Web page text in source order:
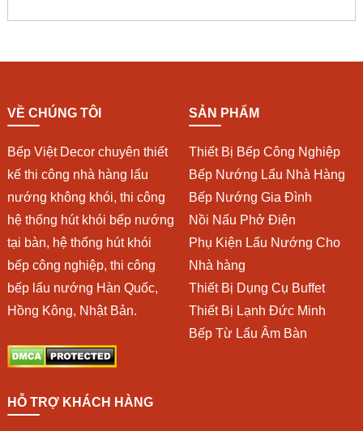
VỀ CHÚNG TÔI
Bếp Việt Decor chuyên thiết
kế thi công nhà hàng lẩu
nướng không khói, thi công
hệ thống hút khói bếp nướng
tại bàn, hệ thống hút khói
bếp công nghiệp, thi công
bếp lẩu nướng Hàn Quốc,
Hồng Kông, Nhật Bản.
SẢN PHẨM
Thiết Bị Bếp Công Nghiệp
Bếp Nướng Lẩu Nhà Hàng
Bếp Nướng Gia Đình
Nồi Nấu Phở Điện
Phụ Kiện Lẩu Nướng Cho
Nhà hàng
Thiết Bị Dụng Cụ Buffet
Thiết Bị Lạnh Đức Minh
Bếp Từ Lẩu Âm Bàn
HỖ TRỢ KHÁCH HÀNG